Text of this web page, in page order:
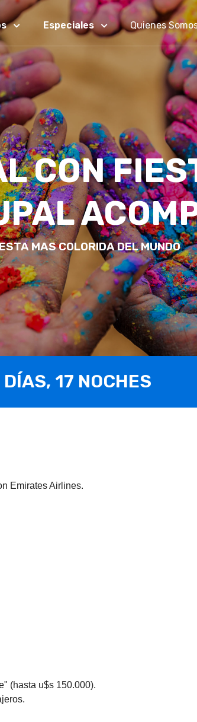
Especiales Quienes
CON
MAS COLORIDA DEL MUNDO
17 NOCHES
Emirates Airlines.
(hasta u$s 150.000).